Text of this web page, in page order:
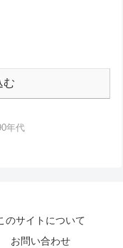
む
年代
のサイトについて
お問い合わせ